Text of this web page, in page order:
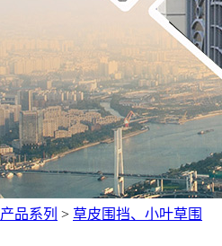
产品系列 > 草皮围挡、小叶草围